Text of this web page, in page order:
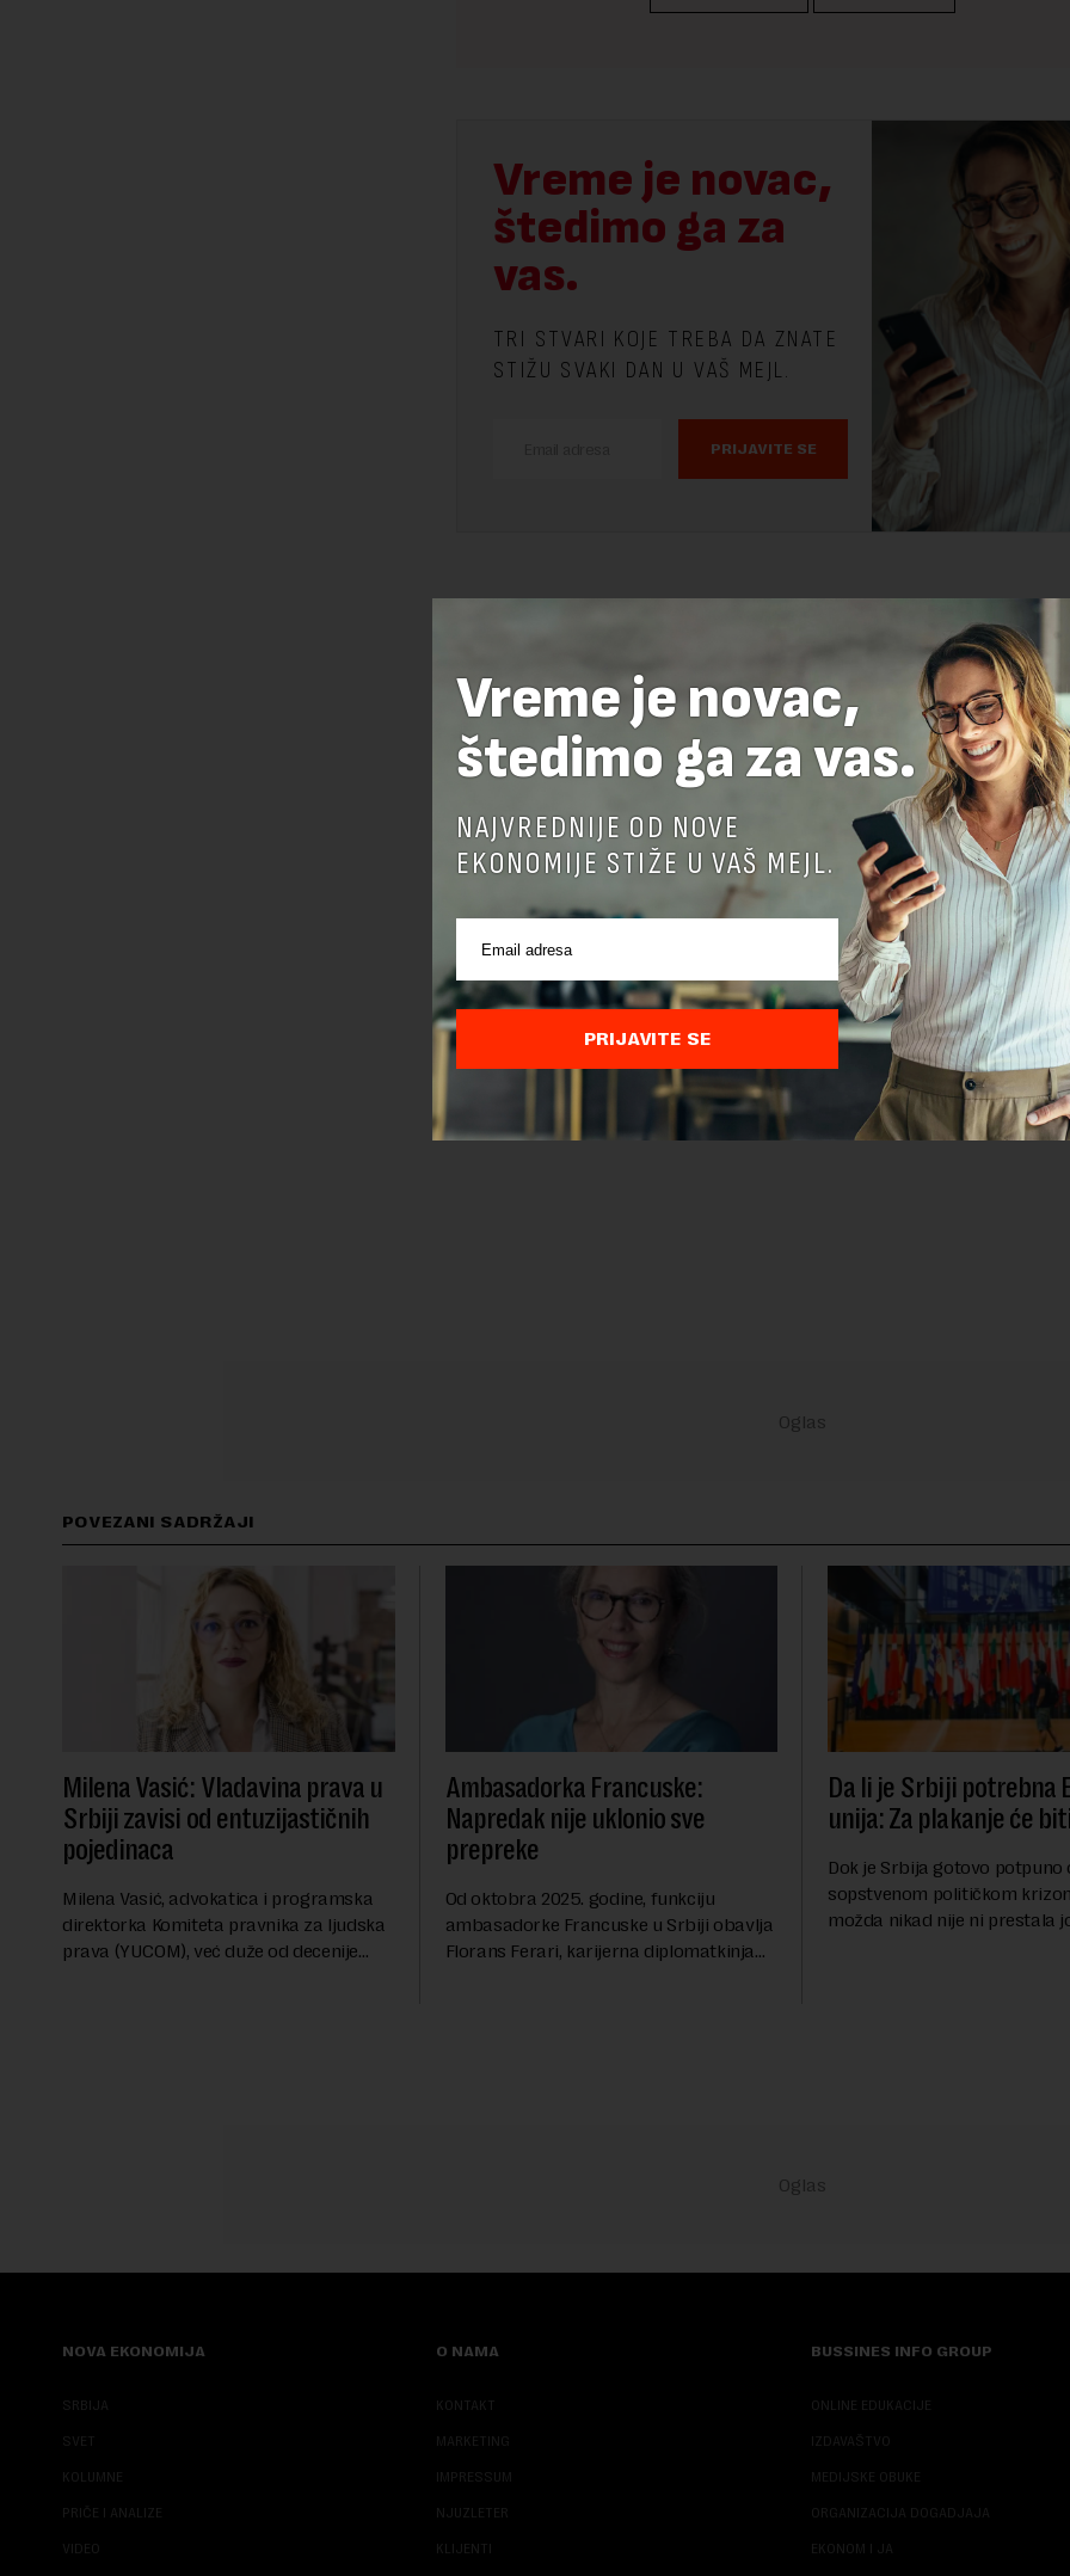
Vreme je novac,
štedimo ga za
vas.
TRI STVARI KOJE TREBA DA ZNATE
STIŽU SVAKI DAN U VAŠ MEJL.
PRIJAVITE SE
POVEZANI SADRŽAJI
Milena Vasić: Vladavina prava u
Srbiji zavisi od entuzijastičnih
pojedinaca
Milena Vasić, advokatica i programska
direktorka Komiteta pravnika za ljudska
prava (YUCOM), već duže od decenije
Ambasadorka Francuske:
Napredak nije uklonio sve
prepreke
Od oktobra 2025. godine, funkciju
ambasadorke Francuske u Srbiji obavlja
Florans Ferari, karijerna diplomatkinja
Da li je Srbiji potrebna
unija: Za plakanje će
Dok je Srbija gotovo potpuno
sopstvenom političkom
možda nikad nije ni prestala
NOVA EKONOMIJA
SRBIJA
SVET
KOLUMNE
PRIČE I ANALIZE
VIDEO
O NAMA
KONTAKT
MARKETING
IMPRESSUM
NJUZLETER
KLIJENTI
BUSSINES INFO GROUP
ONLINE EDUKACIJE
IZDAVAŠTVO
MEDIJSKE OBUKE
ORGANIZACIJA DOGADJAJA
EKONOM I JA
Vreme je novac,
štedimo ga za vas.
NAJVREDNIJE OD NOVE
EKONOMIJE STIŽE U VAŠ MEJL.
PRIJAVITE SE